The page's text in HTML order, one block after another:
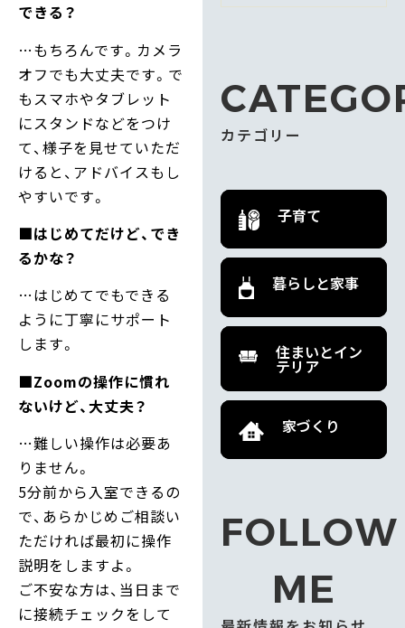
できる？
…もちろんです。カメラ
オフでも大丈夫です。で
もスマホやタブレット
にスタンドなどをつけ
て、様子を見せていただ
けると、アドバイスもし
やすいです。
■はじめてだけど、でき
るかな？
…はじめてでもできる
ように丁寧にサポート
します。
■Zoomの操作に慣れ
ないけど、大丈夫？
…難しい操作は必要あ
りません。
5分前から入室できるの
で、あらかじめご相談い
ただければ最初に操作
説明をしますよ。
ご不安な方は、当日まで
に接続チェックをして
カテゴリー
子育て
暮らしと家事
住まいとイン
テリア
家づくり
FOLLOW
ME